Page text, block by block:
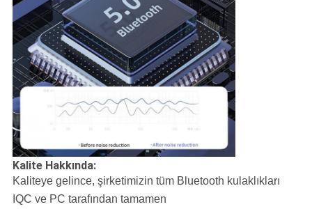
Kalite Hakkında:
Kaliteye gelince, şirketimizin tüm Bluetooth kulaklıkları
IQC ve PC tarafından tamamen